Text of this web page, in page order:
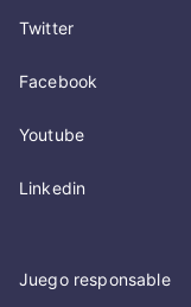
Twitter
Facebook
Youtube
Linkedin
Juego responsable